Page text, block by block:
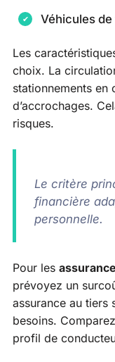
Véhicules
Les
choix. La
stationnements en
d’accrochages.
risques.
Le critère
financière
personnelle.
Pour les
prévoyez un
assurance au tiers
besoins.
profil de